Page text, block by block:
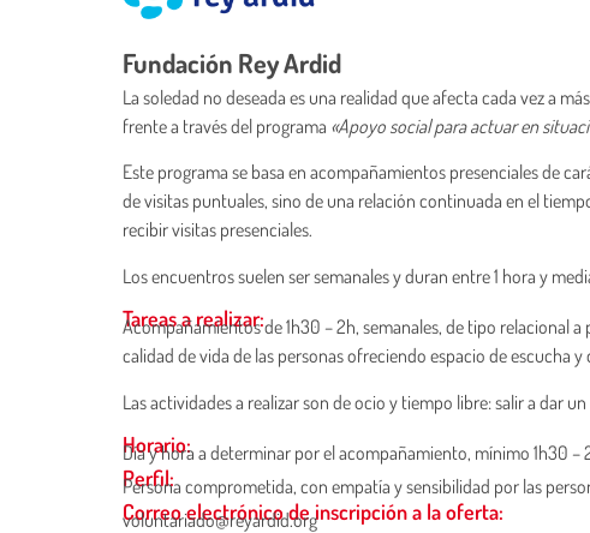
Fundación Rey Ardid
La soledad no deseada es una realidad que afecta cada vez a
frente a través del programa «Apoyo social para actuar en
Este programa se basa en acompañamientos presenciales de
de visitas puntuales, sino de una relación continuada en el
recibir visitas presenciales.
Los encuentros suelen ser semanales y duran entre 1 hora y
Tareas a realizar:
Acompañamientos de 1h30 – 2h, semanales, de tipo relacional
calidad de vida de las personas ofreciendo espacio de escucha y
Las actividades a realizar son de ocio y tiempo libre: salir a dar
Horario:
Día y hora a determinar por el acompañamiento, mínimo 1h30 –
Perfil:
Persona comprometida, con empatía y sensibilidad por las
Correo electrónico de inscripción a la oferta:
voluntariado@reyardid.org